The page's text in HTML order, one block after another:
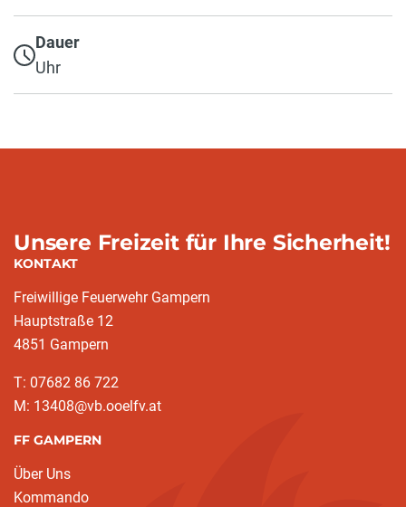
Dauer
Uhr
Unsere Freizeit für Ihre Sicherheit!
KONTAKT
Freiwillige Feuerwehr Gampern
Hauptstraße 12
4851 Gampern
T: 07682 86 722
M: 13408@vb.ooelfv.at
FF GAMPERN
Über Uns
Kommando